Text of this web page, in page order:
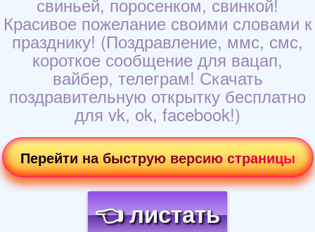
Красивое пожелание своими словами к
празднику! (Поздравление, ммс, смс,
короткое сообщение для вацап,
вайбер, телеграм! Скачать
поздравительную открытку бесплатно
для vk, ok, facebook!)
Перейти на быструю версию страницы
👈 листать